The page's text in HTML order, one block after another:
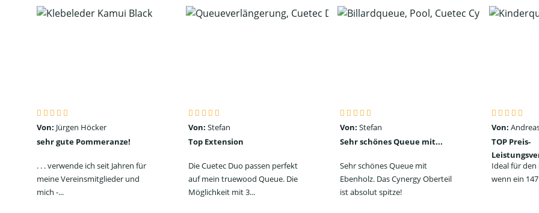
Von: Jürgen Höcker
sehr gute Pommeranze!
. . . verwende ich seit Jahren für
meine Vereinsmitglieder und
mich -...
Von: Stefan
Top Extension
Die Cuetec Duo passen perfekt
auf mein truewood Queue. Die
Möglichkeit mit 3...
Von: Stefan
Sehr schönes Queue mit...
Sehr schönes Queue mit
Ebenholz. Das Cynergy Oberteil
ist absolut spitze!
Von:
TOP Preis-
Ideal für
wenn ein